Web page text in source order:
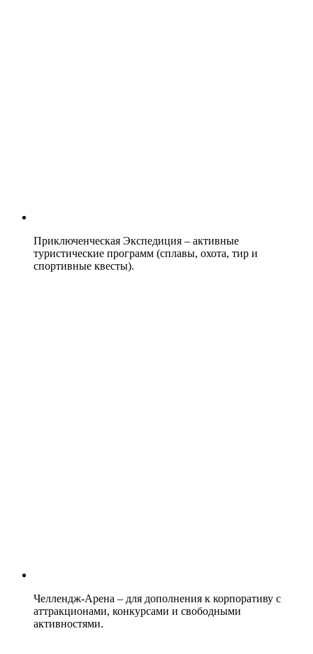
Приключенческая Экспедиция – активные
туристические программ (сплавы, охота, тир и
спортивные квесты).
Челлендж-Арена – для дополнения к корпоративу с
аттракционами, конкурсами и свободными
активностями.